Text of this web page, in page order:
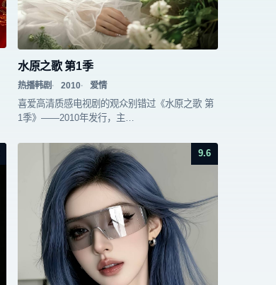
水原之歌 第1季
热播韩剧 2010 爱情
喜爱高清质感电视剧的观众别错过《水原之歌 第
1季》——2010年发行，主…
9.6